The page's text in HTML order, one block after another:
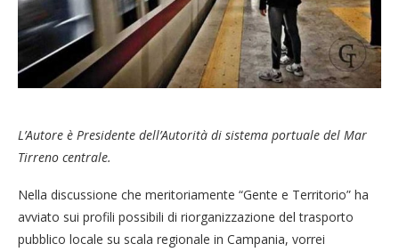
L’Autore è Presidente dell’Autorità di sistema portuale del Mar
Tirreno centrale.
Nella discussione che meritoriamente “Gente e Territorio” ha
avviato sui profili possibili di riorganizzazione del trasporto
pubblico locale su scala regionale in Campania, vorrei